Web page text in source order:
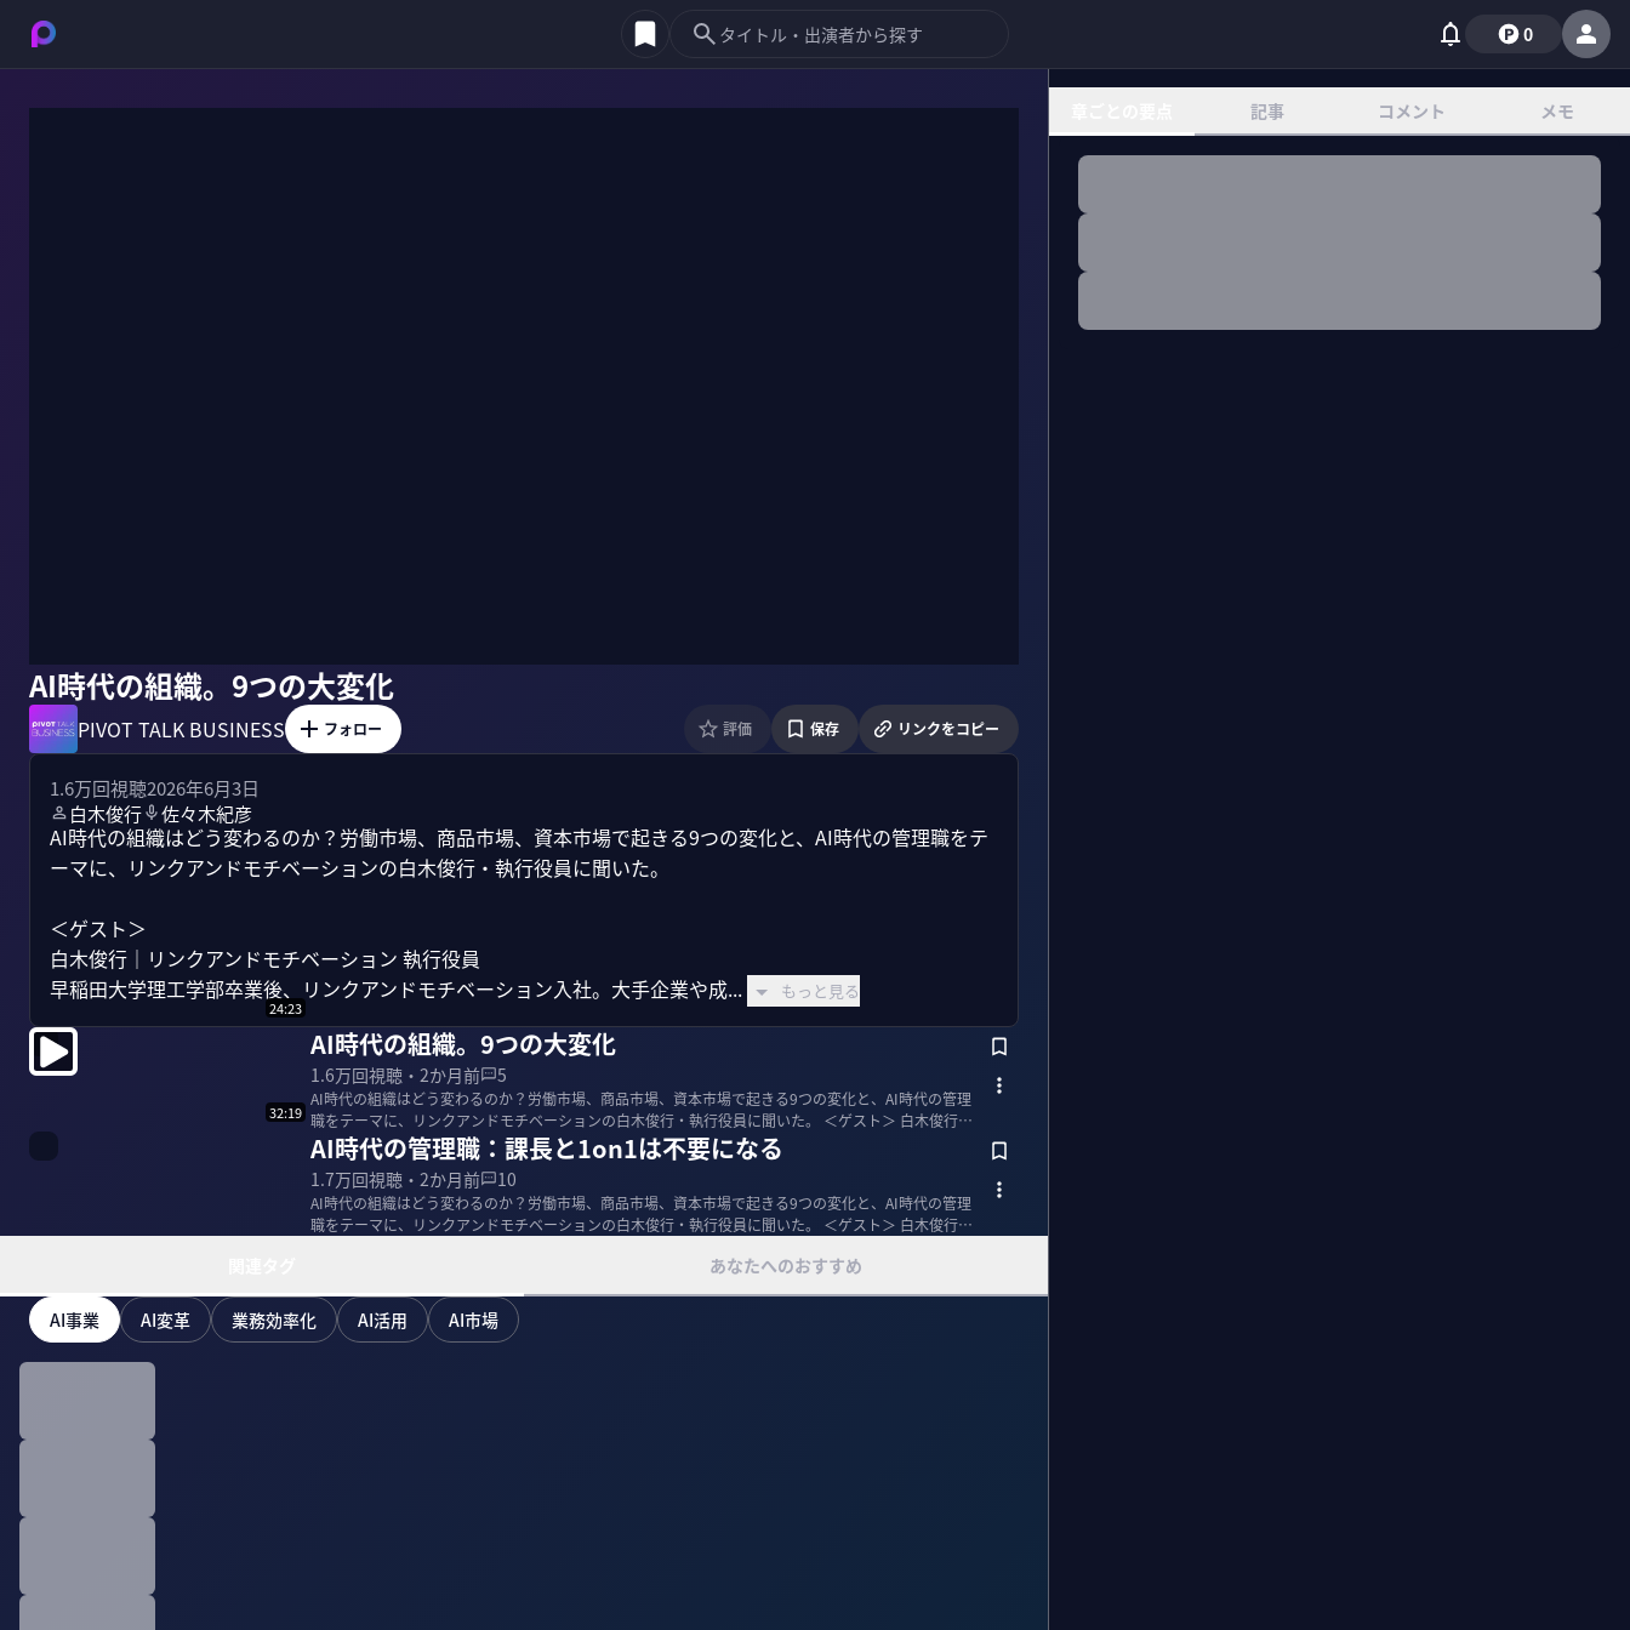
0
AI時代の組織。9つの大変化
PIVOT TALK BUSINESS フォロー 評価 保存 リンクをコピー
1.6万回視聴2026年6月3日
白木俊行
佐々木紀彦
AI時代の組織はどう変わるのか？労働市場、商品市場、資本市場で起きる9つの変化と、AI時代の管理職をテ
ーマに、リンクアンドモチベーションの白木俊行・執行役員に聞いた。
＜ゲスト＞
白木俊行｜リンクアンドモチベーション 執行役員
早稲田大学理工学部卒業後、リンクアンドモチベーション入社。大手企業や成...
もっと見る
24:23
AI時代の組織。9つの大変化
1.6万回視聴・ 2か月前 5
AI時代の組織はどう変わるのか？労働市場、商品市場、資本市場で起きる9つの変化と、AI時代の管理
職をテーマに、リンクアンドモチベーションの白木俊行・執行役員に聞いた。 ＜ゲスト＞ 白木俊行｜
リンクア...
32:19
AI時代の管理職：課長と1on1は不要になる
1.7万回視聴・ 2か月前 10
AI時代の組織はどう変わるのか？労働市場、商品市場、資本市場で起きる9つの変化と、AI時代の管理
職をテーマに、リンクアンドモチベーションの白木俊行・執行役員に聞いた。 ＜ゲスト＞ 白木俊行｜
あなたへのおすすめ
AI事業 AI変革 業務効率化 AI活用 AI市場
記事 コメント メモ